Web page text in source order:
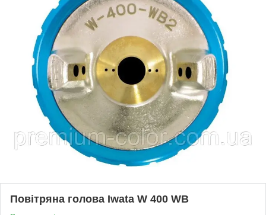
Повітряна голова Iwata W 400 WB